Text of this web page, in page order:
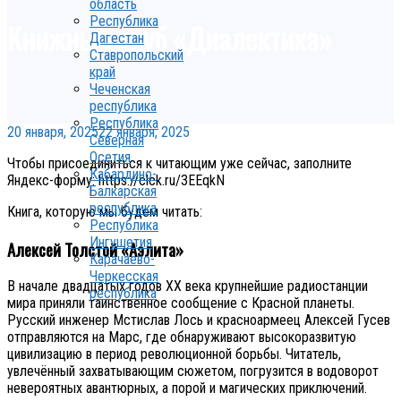
область
Республика
Дагестан
Ставропольский
край
Чеченская
республика
Республика
Северная
Осетия
Кабардино-
Балкарская
республика
Республика
Ингушетия
Карачаево-
Черкесская
республика
Книжный клуб «Диалектика»
20 января, 202522 января, 2025
Чтобы присоединиться к читающим уже сейчас, заполните
Яндекс-форму: https://clck.ru/3EEqkN
Книга, которую мы будем читать:
Алексей Толстой«Аэлита»
В начале двадцатых годов ХХ века крупнейшие радиостанции
мира приняли таинственное сообщение с Красной планеты.
Русский инженер Мстислав Лось и красноармеец Алексей Гусев
отправляются на Марс, где обнаруживают высокоразвитую
цивилизацию в период революционной борьбы. Читатель,
увлечённый захватывающим сюжетом, погрузится в водоворот
невероятных авантюрных, а порой и магических приключений.